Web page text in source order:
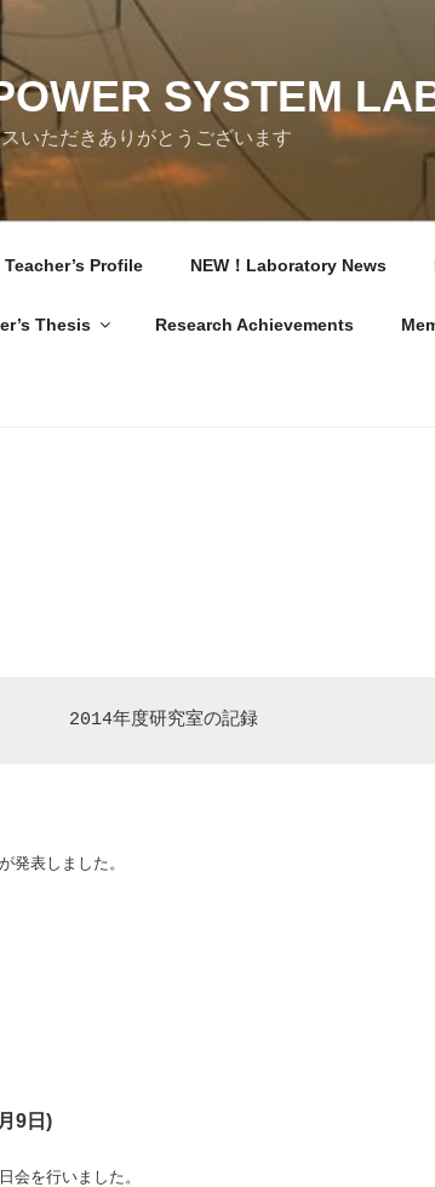
SYSTEM
いただきありがとうございます
Teacher’s Profile NEW！Laboratory News
Thesis Research Achievements
2014年度研究室の記録
発表しました。
9日)
会を行いました。